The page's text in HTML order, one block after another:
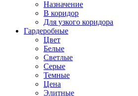
Назначение
В коридор
Для узкого коридора
Гардеробные
Цвет
Белые
Светлые
Серые
Темные
Цена
Элитные